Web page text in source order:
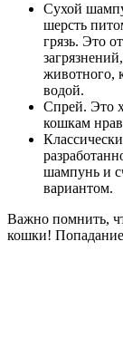
Сухой
шерсть
грязь. Это
животного,
водой.
Спрей. Это
кошкам
шампунь и
вариантом.
Важно помнить,
кошки!